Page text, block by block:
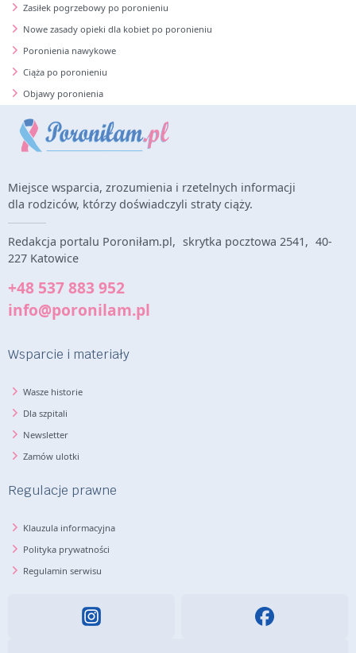
Miejsce wsparcia, zrozumienia i rzetelnych informacji
dla rodziców, którzy doświadczyli straty ciąży.
Redakcja portalu Poroniłam.pl, skrytka pocztowa 2541, 40-
227 Katowice
+48 537 883 952
info@poronilam.pl
Zasiłek pogrzebowy po poronieniu
Nowe zasady opieki dla kobiet po poronieniu
Poronienia nawykowe
Ciąża po poronieniu
Objawy poronienia
Wsparcie i materiały
Wasze historie
Dla szpitali
Newsletter
Zamów ulotki
Regulacje prawne
Klauzula informacyjna
Polityka prywatności
Regulamin serwisu